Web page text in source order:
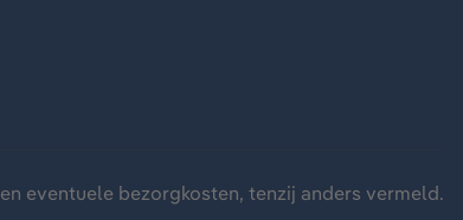
en eventuele bezorgkosten, tenzij anders vermeld.